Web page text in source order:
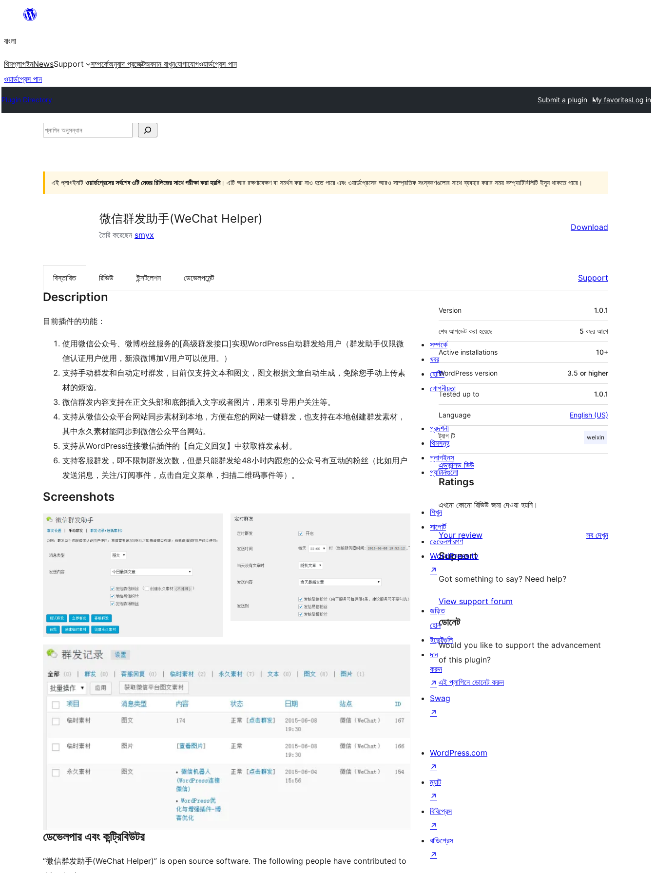
যান
বাংলা
থিমপ্লাগইনNewsSupport সম্পর্কেঅনুবাদ প্রজেক্টঅবদান রাখুনযোগাযোগওয়ার্ডপ্রেস পান
ওয়ার্ডপ্রেস পান
Plugin Directory Submit a plugin My favoritesLog in
প্লাগিন
এই প্লাগইনটি ওয়ার্ডপ্রেসের সর্বশেষ ৩টি মেজর রিলিজের সাথে পরীক্ষা করা হয়নি। এটি আর রক্ষণাবেক্ষণ বা সমর্থন করা নাও হতে পারে এবং ওয়ার্ডপ্রেসের আরও সাম্প্রতিক সংস্করণগুলোর সাথে ব্যবহার করার সময় কম্প্যাটিবিলিটি ইস্যু থাকতে পারে।
微信群发助手(WeChat Helper)
তৈরি করেছেন smyx
Download
বিস্তারিত রিভিউ ইন্সটলেশন ডেভেলপমেন্ট Support
Description
目前插件的功能：
使用微信公众号、微博粉丝服务的[高级群发接口]实现WordPress自动群发给用户（群发助手仅限微
信认证用户使用，新浪微博加V用户可以使用。）
支持手动群发和自动定时群发，目前仅支持文本和图文，图文根据文章自动生成，免除您手动上传素
材的烦恼。
微信群发内容支持在正文头部和底部插入文字或者图片，用来引导用户关注等。
支持从微信公众平台网站同步素材到本地，方便在您的网站一键群发，也支持在本地创建群发素材，
其中永久素材能同步到微信公众平台网站。
支持从WordPress连接微信插件的【自定义回复】中获取群发素材。
支持客服群发，即不限制群发次数，但是只能群发给48小时内跟您的公众号有互动的粉丝（比如用户
发送消息，关注/订阅事件，点击自定义菜单，扫描二维码事件等）。
Screenshots
ডেভেলপার এবং কন্ট্রিবিউটর
“微信群发助手(WeChat Helper)” is open source software. The following people have contributed to
মেটা
Version 1.0.1
শেষ আপডেট করা হয়েছে 5 বছর আগে
Active installations 10+
WordPress version 3.5 or higher
Tested up to 1.0.1
Language English (US)
ট্যাগ weixin
টি
এডভান্সড ভিউ
Ratings
এখনো কোনো রিভিউ জমা দেওয়া হয়নি।
Your review সবরিভিউ
দেখুন
Support
Got something to say? Need help?
View support forum
ডোনেট
Would you like to support the advancement
of this plugin?
এই প্লাগিনে ডোনেট করুন
সম্পর্কে
খবর
হোষ্টিং
গোপনীয়তা
প্রদর্শনী
থিমসমূহ
প্লাগইনস
প্যাটার্নগুলো
শিখুন
সাপোর্ট
ডেভেলপারগণ
WordPress.tv
↗
জড়িত
হোন
ইভেন্টগুলি
দান
করুন
↗
Swag
↗
WordPress.com
↗
ম্যাট
↗
বিবিপ্রেস
↗
বাডিপ্রেস
↗